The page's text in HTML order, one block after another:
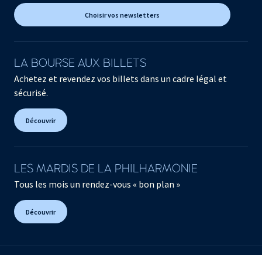
Choisir vos newsletters
LA BOURSE AUX BILLETS
Achetez et revendez vos billets dans un cadre légal et
sécurisé.
Découvrir
LES MARDIS DE LA PHILHARMONIE
Tous les mois un rendez-vous « bon plan »
Découvrir